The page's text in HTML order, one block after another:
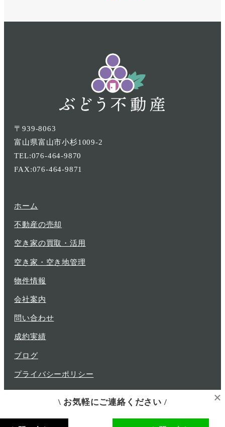
項
項
項
〒939-8063
富山県富山市小杉1009-2
TEL:076-464-9870
FAX:076-464-9871
ホーム
不動産の売却
空き家の買取・活用
空き家・空き地管理
物件情報
会社案内
問い合わせ
成約実績
ブログ
プライバシーポリシー
\ お気軽にご連絡ください / ×